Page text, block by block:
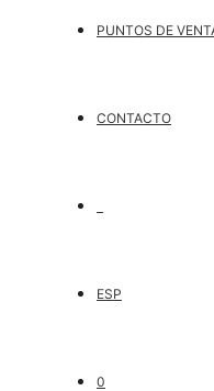
PUNTOS DE
CONTACTO
ESP
0